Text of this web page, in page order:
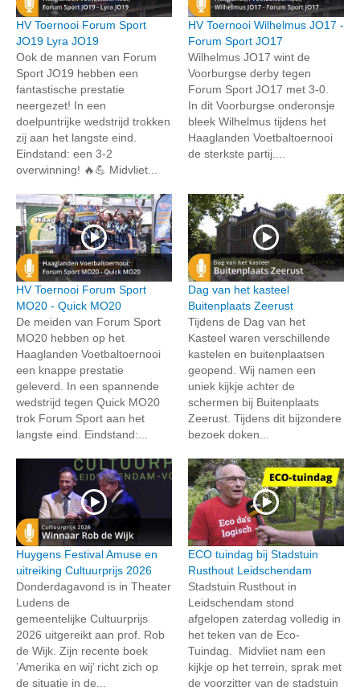
HV Toernooi Forum Sport
JO19 Lyra JO19
Ook de mannen van Forum
Sport JO19 hebben een
fantastische prestatie
neergezet! In een
doelpuntrijke wedstrijd trokken
zij aan het langste eind.
Eindstand: een 3-2
overwinning! 🔥💪 Midvliet...
HV Toernooi Wilhelmus JO17 -
Forum Sport JO17
Wilhelmus JO17 wint de
Voorburgse derby tegen
Forum Sport JO17 met 3-0.
In dit Voorburgse onderonsje
bleek Wilhelmus tijdens het
Haaglanden Voetbaltoernooi
de sterkste partij....
HV Toernooi Forum Sport
MO20 - Quick MO20
De meiden van Forum Sport
MO20 hebben op het
Haaglanden Voetbaltoernooi
een knappe prestatie
geleverd. In een spannende
wedstrijd tegen Quick MO20
trok Forum Sport aan het
langste eind. Eindstand:...
Dag van het kasteel
Buitenplaats Zeerust
Tijdens de Dag van het
Kasteel waren verschillende
kastelen en buitenplaatsen
geopend. Wij namen een
uniek kijkje achter de
schermen bij Buitenplaats
Zeerust. Tijdens dit bijzondere
bezoek doken...
Huygens Festival Amuse en
uitreiking Cultuurprijs 2026
Donderdagavond is in Theater
Ludens de
gemeentelijke Cultuurprijs
2026 uitgereikt aan prof. Rob
de Wijk. Zijn recente boek
’Amerika en wij’ richt zich op
de situatie in de...
ECO tuindag bij Stadstuin
Rusthout Leidschendam
Stadstuin Rusthout in
Leidschendam stond
afgelopen zaterdag volledig in
het teken van de Eco-
Tuindag. Midvliet nam een
kijkje op het terrein, sprak met
de voorzitter van de stadstuin